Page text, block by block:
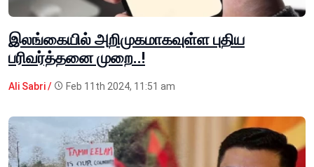
இலங்கையில் அறிமுகமாகவுள்ள புதிய
பரிவர்த்தனை முறை..!
Ali Sabri / Feb 11th 2024, 11:51 am